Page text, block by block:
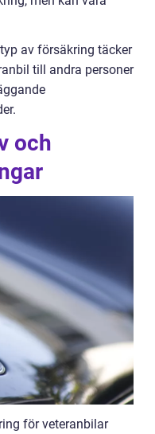
av försäkring täcker
till andra personer
och
för veteranbilar